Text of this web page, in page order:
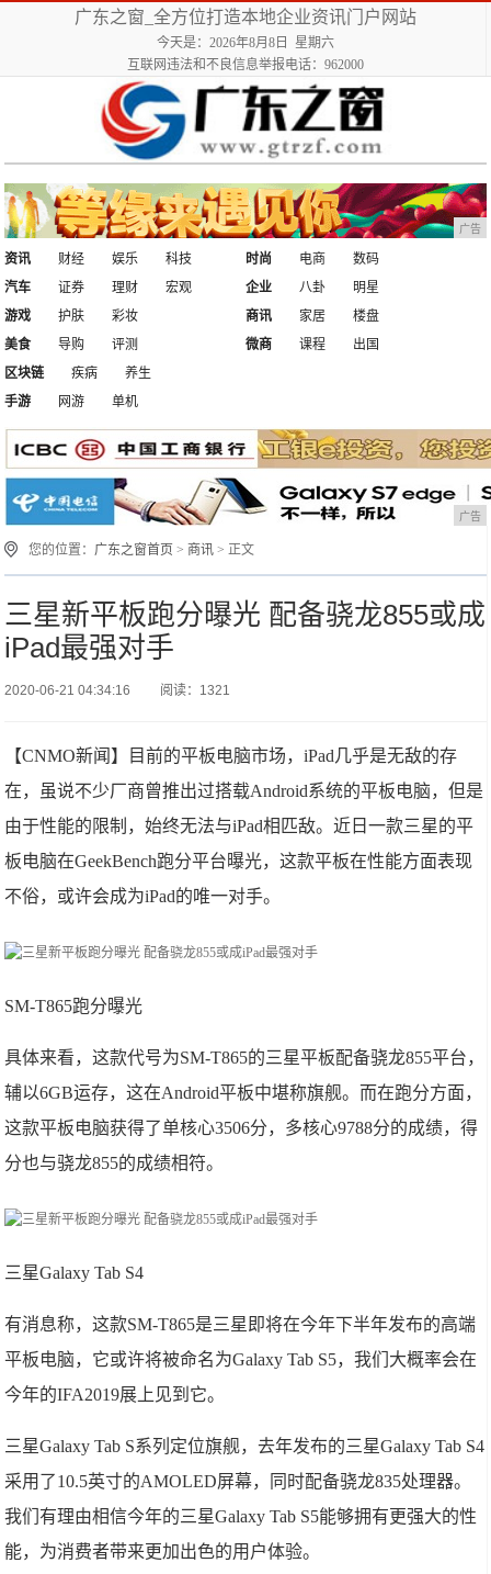
广东之窗_全方位打造本地企业资讯门户网站
今天是：2026年8月8日 星期六
互联网违法和不良信息举报电话：962000
广告
资讯 财经 娱乐
科技
汽车
证券 理财 宏观
时尚 电商
数码
企业
八卦
明星
游戏
护肤
彩妆
美食
导购 评测
商讯 家居
楼盘
微商
课程
出国
区块链
疾病
养生
手游
网游 单机
广告
您的位置： 广东之窗首页 > 商讯 > 正文
三星新平板跑分曝光 配备骁龙855或成
iPad最强对手
2020-06-21 04:34:16 阅读：1321
【CNMO新闻】目前的平板电脑市场，iPad几乎是无敌的存
在，虽说不少厂商曾推出过搭载Android系统的平板电脑，但是
由于性能的限制，始终无法与iPad相匹敌。近日一款三星的平
板电脑在GeekBench跑分平台曝光，这款平板在性能方面表现
不俗，或许会成为iPad的唯一对手。
SM-T865跑分曝光
具体来看，这款代号为SM-T865的三星平板配备骁龙855平台，
辅以6GB运存，这在Android平板中堪称旗舰。而在跑分方面，
这款平板电脑获得了单核心3506分，多核心9788分的成绩，得
分也与骁龙855的成绩相符。
三星Galaxy Tab S4
有消息称，这款SM-T865是三星即将在今年下半年发布的高端
平板电脑，它或许将被命名为Galaxy Tab S5，我们大概率会在
今年的IFA2019展上见到它。
三星Galaxy Tab S系列定位旗舰，去年发布的三星Galaxy Tab S4
采用了10.5英寸的AMOLED屏幕，同时配备骁龙835处理器。
我们有理由相信今年的三星Galaxy Tab S5能够拥有更强大的性
能，为消费者带来更加出色的用户体验。